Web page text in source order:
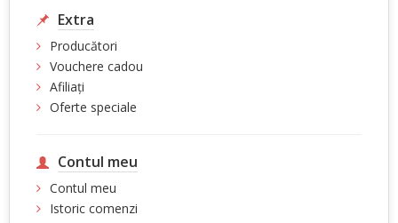
Extra
Producători
Vouchere cadou
Afiliaţi
Oferte speciale
Contul meu
Contul meu
Istoric comenzi